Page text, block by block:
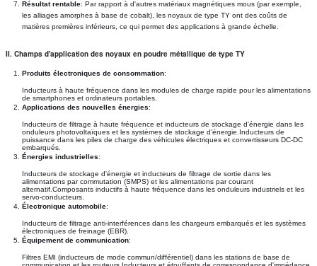
Résultat rentable: Par rapport à d'autres matériaux magnétiques mous (par exemple,
les alliages amorphes à base de cobalt), les noyaux de type TY ont des coûts de
matières premières inférieurs, ce qui permet des applications à grande échelle.
II. Champs d'application des noyaux en poudre métallique de type TY
Produits électroniques de consommation:
Inducteurs à haute fréquence dans les modules de charge rapide pour les alimentations
de smartphones et ordinateurs portables.
Applications des nouvelles énergies:
Inducteurs de filtrage à haute fréquence et inducteurs de stockage d'énergie dans les
onduleurs photovoltaïques et les systèmes de stockage d'énergie.Inducteurs de
puissance dans les piles de charge des véhicules électriques et convertisseurs DC-DC
embarqués.
Énergies industrielles:
Inducteurs de stockage d'énergie et inducteurs de filtrage de sortie dans les
alimentations par commutation (SMPS) et les alimentations par courant
alternatif.Composants inductifs à haute fréquence dans les onduleurs industriels et les
servo-conducteurs.
Électronique automobile:
Inducteurs de filtrage anti-interférences dans les chargeurs embarqués et les systèmes
électroniques de freinage (EBR).
Équipement de communication:
Filtres EMI (inducteurs de mode commun/différentiel) dans les stations de base de